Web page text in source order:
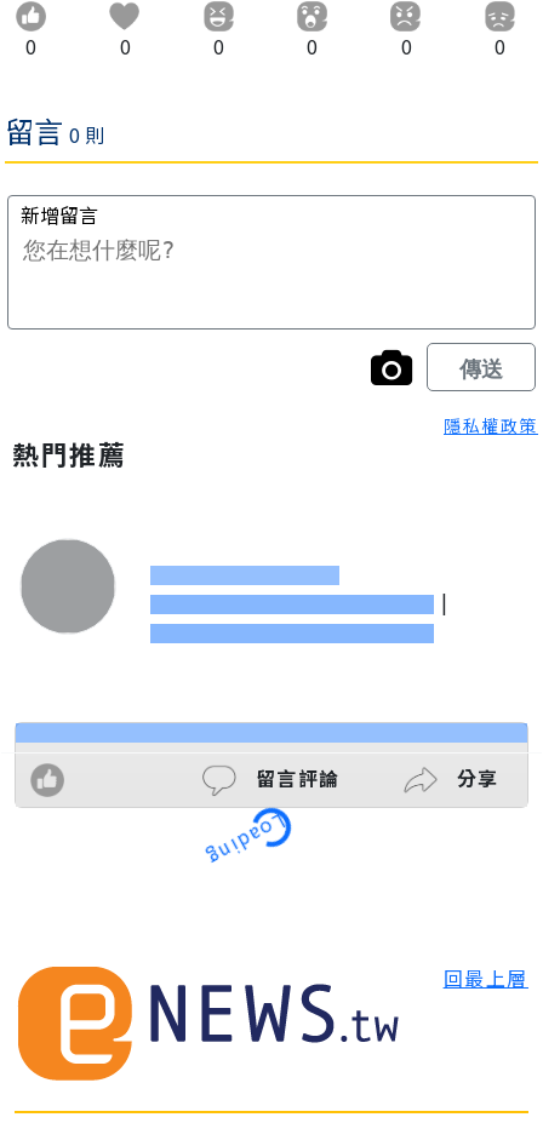
0 0 0 0 0 0
隱私權政策
熱門推薦
|
留言評論 分享
Loading
回最上層